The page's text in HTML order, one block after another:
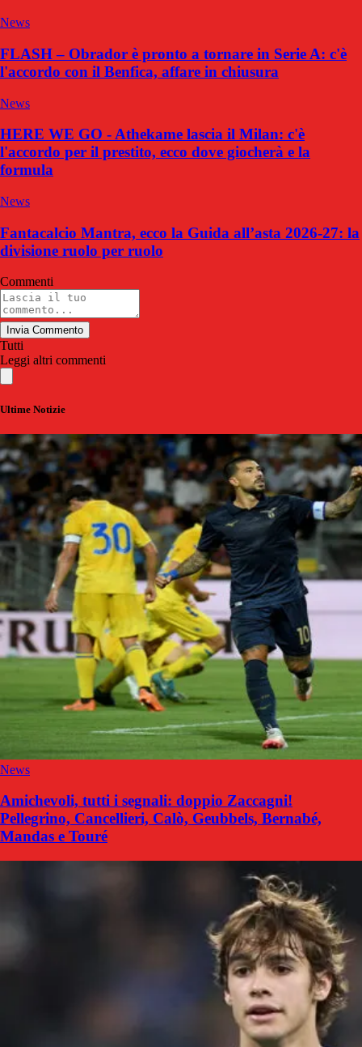
News
FLASH – Obrador è pronto a tornare in Serie A: c'è
l'accordo con il Benfica, affare in chiusura
News
HERE WE GO - Athekame lascia il Milan: c'è
l'accordo per il prestito, ecco dove giocherà e la
formula
News
Fantacalcio Mantra, ecco la Guida all’asta 2026-27: la
divisione ruolo per ruolo
Commenti
Invia Commento
Tutti
Leggi altri commenti
Ultime Notizie
News
Amichevoli, tutti i segnali: doppio Zaccagni!
Pellegrino, Cancellieri, Calò, Geubbels, Bernabé,
Mandas e Touré